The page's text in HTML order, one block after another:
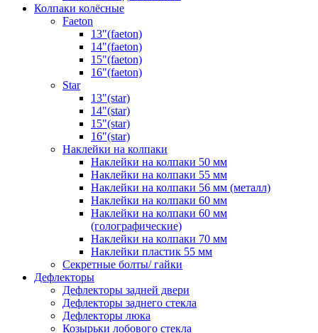
Колпаки колёсные
Faeton
13"(faeton)
14"(faeton)
15"(faeton)
16"(faeton)
Star
13"(star)
14"(star)
15"(star)
16"(star)
Наклейки на колпаки
Наклейки на колпаки 50 мм
Наклейки на колпаки 55 мм
Наклейки на колпаки 56 мм (металл)
Наклейки на колпаки 60 мм
Наклейки на колпаки 60 мм
(голографические)
Наклейки на колпаки 70 мм
Наклейки пластик 55 мм
Секретные болты/ гайки
Дефлекторы
Дефлекторы задней двери
Дефлекторы заднего стекла
Дефлекторы люка
Козырьки лобового стекла